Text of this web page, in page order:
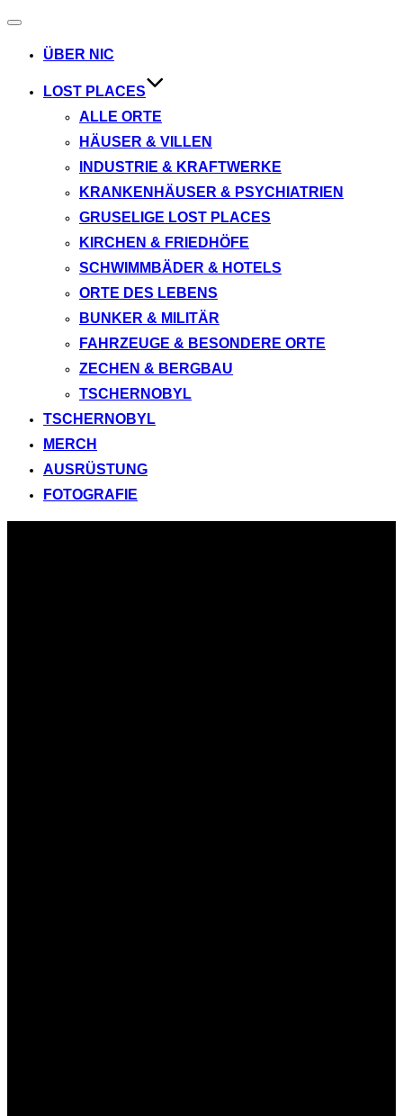
Navigation
ÜBER NIC
LOST PLACES
ALLE ORTE
HÄUSER & VILLEN
INDUSTRIE & KRAFTWERKE
KRANKENHÄUSER & PSYCHIATRIEN
GRUSELIGE LOST PLACES
KIRCHEN & FRIEDHÖFE
SCHWIMMBÄDER & HOTELS
ORTE DES LEBENS
BUNKER & MILITÄR
FAHRZEUGE & BESONDERE ORTE
ZECHEN & BERGBAU
TSCHERNOBYL
TSCHERNOBYL
MERCH
AUSRÜSTUNG
FOTOGRAFIE